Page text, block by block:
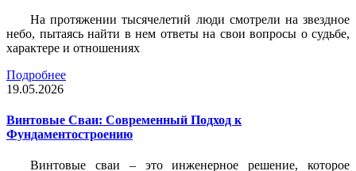
На протяжении тысячелетий люди смотрели на звездное
небо, пытаясь найти в нем ответы на свои вопросы о судьбе,
характере и отношениях
Подробнее
19.05.2026
Винтовые Сваи: Современный Подход к
Фундаментостроению
Винтовые сваи – это инженерное решение, которое